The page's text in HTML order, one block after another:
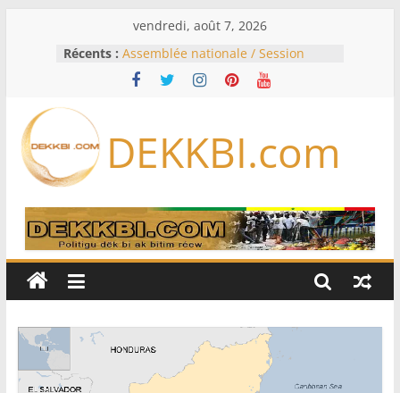
vendredi, août 7, 2026
Récents : Assemblée nationale / Session
extraordinaire: Six commissions
d’enquête à l’ordre du jour ce lundi
Bénin: Patrice Talon élu président
du Sénat, moins de trois mois
Pakistan et la Turquie signent un
accord de défense
RD Congo: Kinshasa interdit les
exportations de cuivre et de cobalt
production
DEKKBI.com